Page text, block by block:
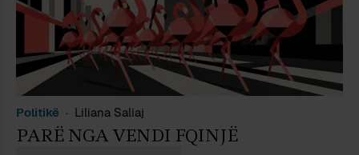
Politikë Liliana Saliaj
PARË NGA VENDI FQINJË